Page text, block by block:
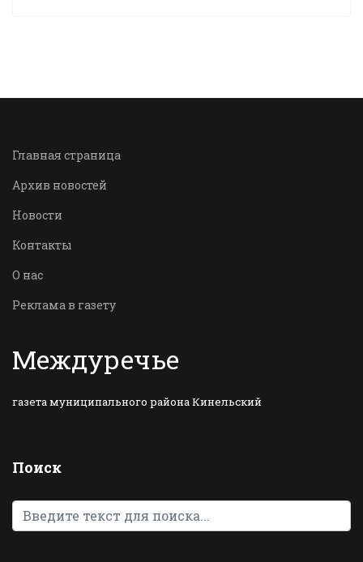
Главная страница
Архив новостей
Новости
Контакты
О нас
Реклама в газету
Междуречье
газета муниципального района Кинельский
Поиск